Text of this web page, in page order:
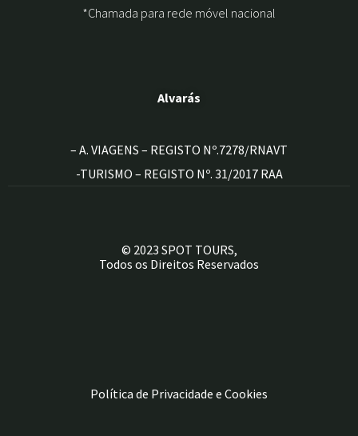
*Chamada para rede móvel nacional
Alvarás
– A. VIAGENS – REGISTO Nº.7278/RNAVT
-TURISMO – REGISTO Nº. 31/2017 RAA
© 2023 SPOT TOURS,
Todos os Direitos Reservados
Política de Privacidade e Cookies